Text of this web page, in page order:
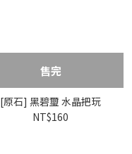
售完
[原石] 黑碧璽 水晶把玩
NT$160